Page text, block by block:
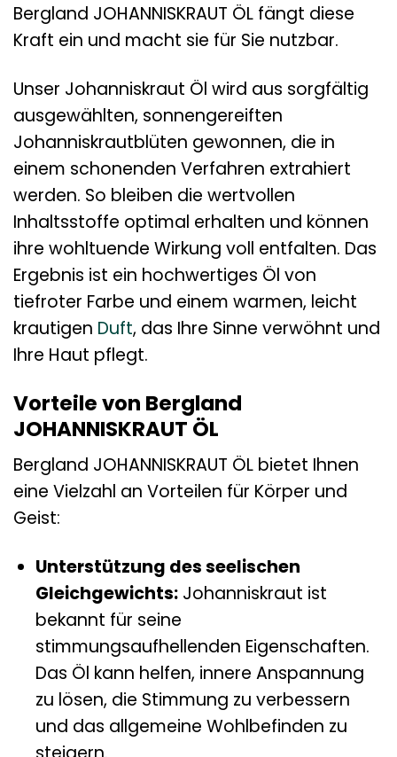
Bergland JOHANNISKRAUT ÖL fängt diese
Kraft ein und macht sie für Sie nutzbar.
Unser Johanniskraut Öl wird aus sorgfältig
ausgewählten, sonnengereiften
Johanniskrautblüten gewonnen, die in
einem schonenden Verfahren extrahiert
werden. So bleiben die wertvollen
Inhaltsstoffe optimal erhalten und können
ihre wohltuende Wirkung voll entfalten. Das
Ergebnis ist ein hochwertiges Öl von
tiefroter Farbe und einem warmen, leicht
krautigen Duft, das Ihre Sinne verwöhnt und
Ihre Haut pflegt.
Vorteile von Bergland
JOHANNISKRAUT ÖL
Bergland JOHANNISKRAUT ÖL bietet Ihnen
eine Vielzahl an Vorteilen für Körper und
Geist:
Unterstützung des seelischen
Gleichgewichts:Johanniskraut ist
bekannt für seine
stimmungsaufhellenden Eigenschaften.
Das Öl kann helfen, innere Anspannung
zu lösen, die Stimmung zu verbessern
und das allgemeine Wohlbefinden zu